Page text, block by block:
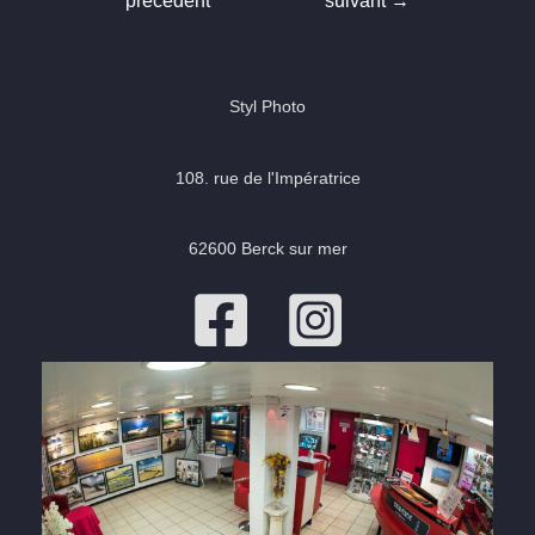
Styl Photo
108. rue de l'Impératrice
62600 Berck sur mer